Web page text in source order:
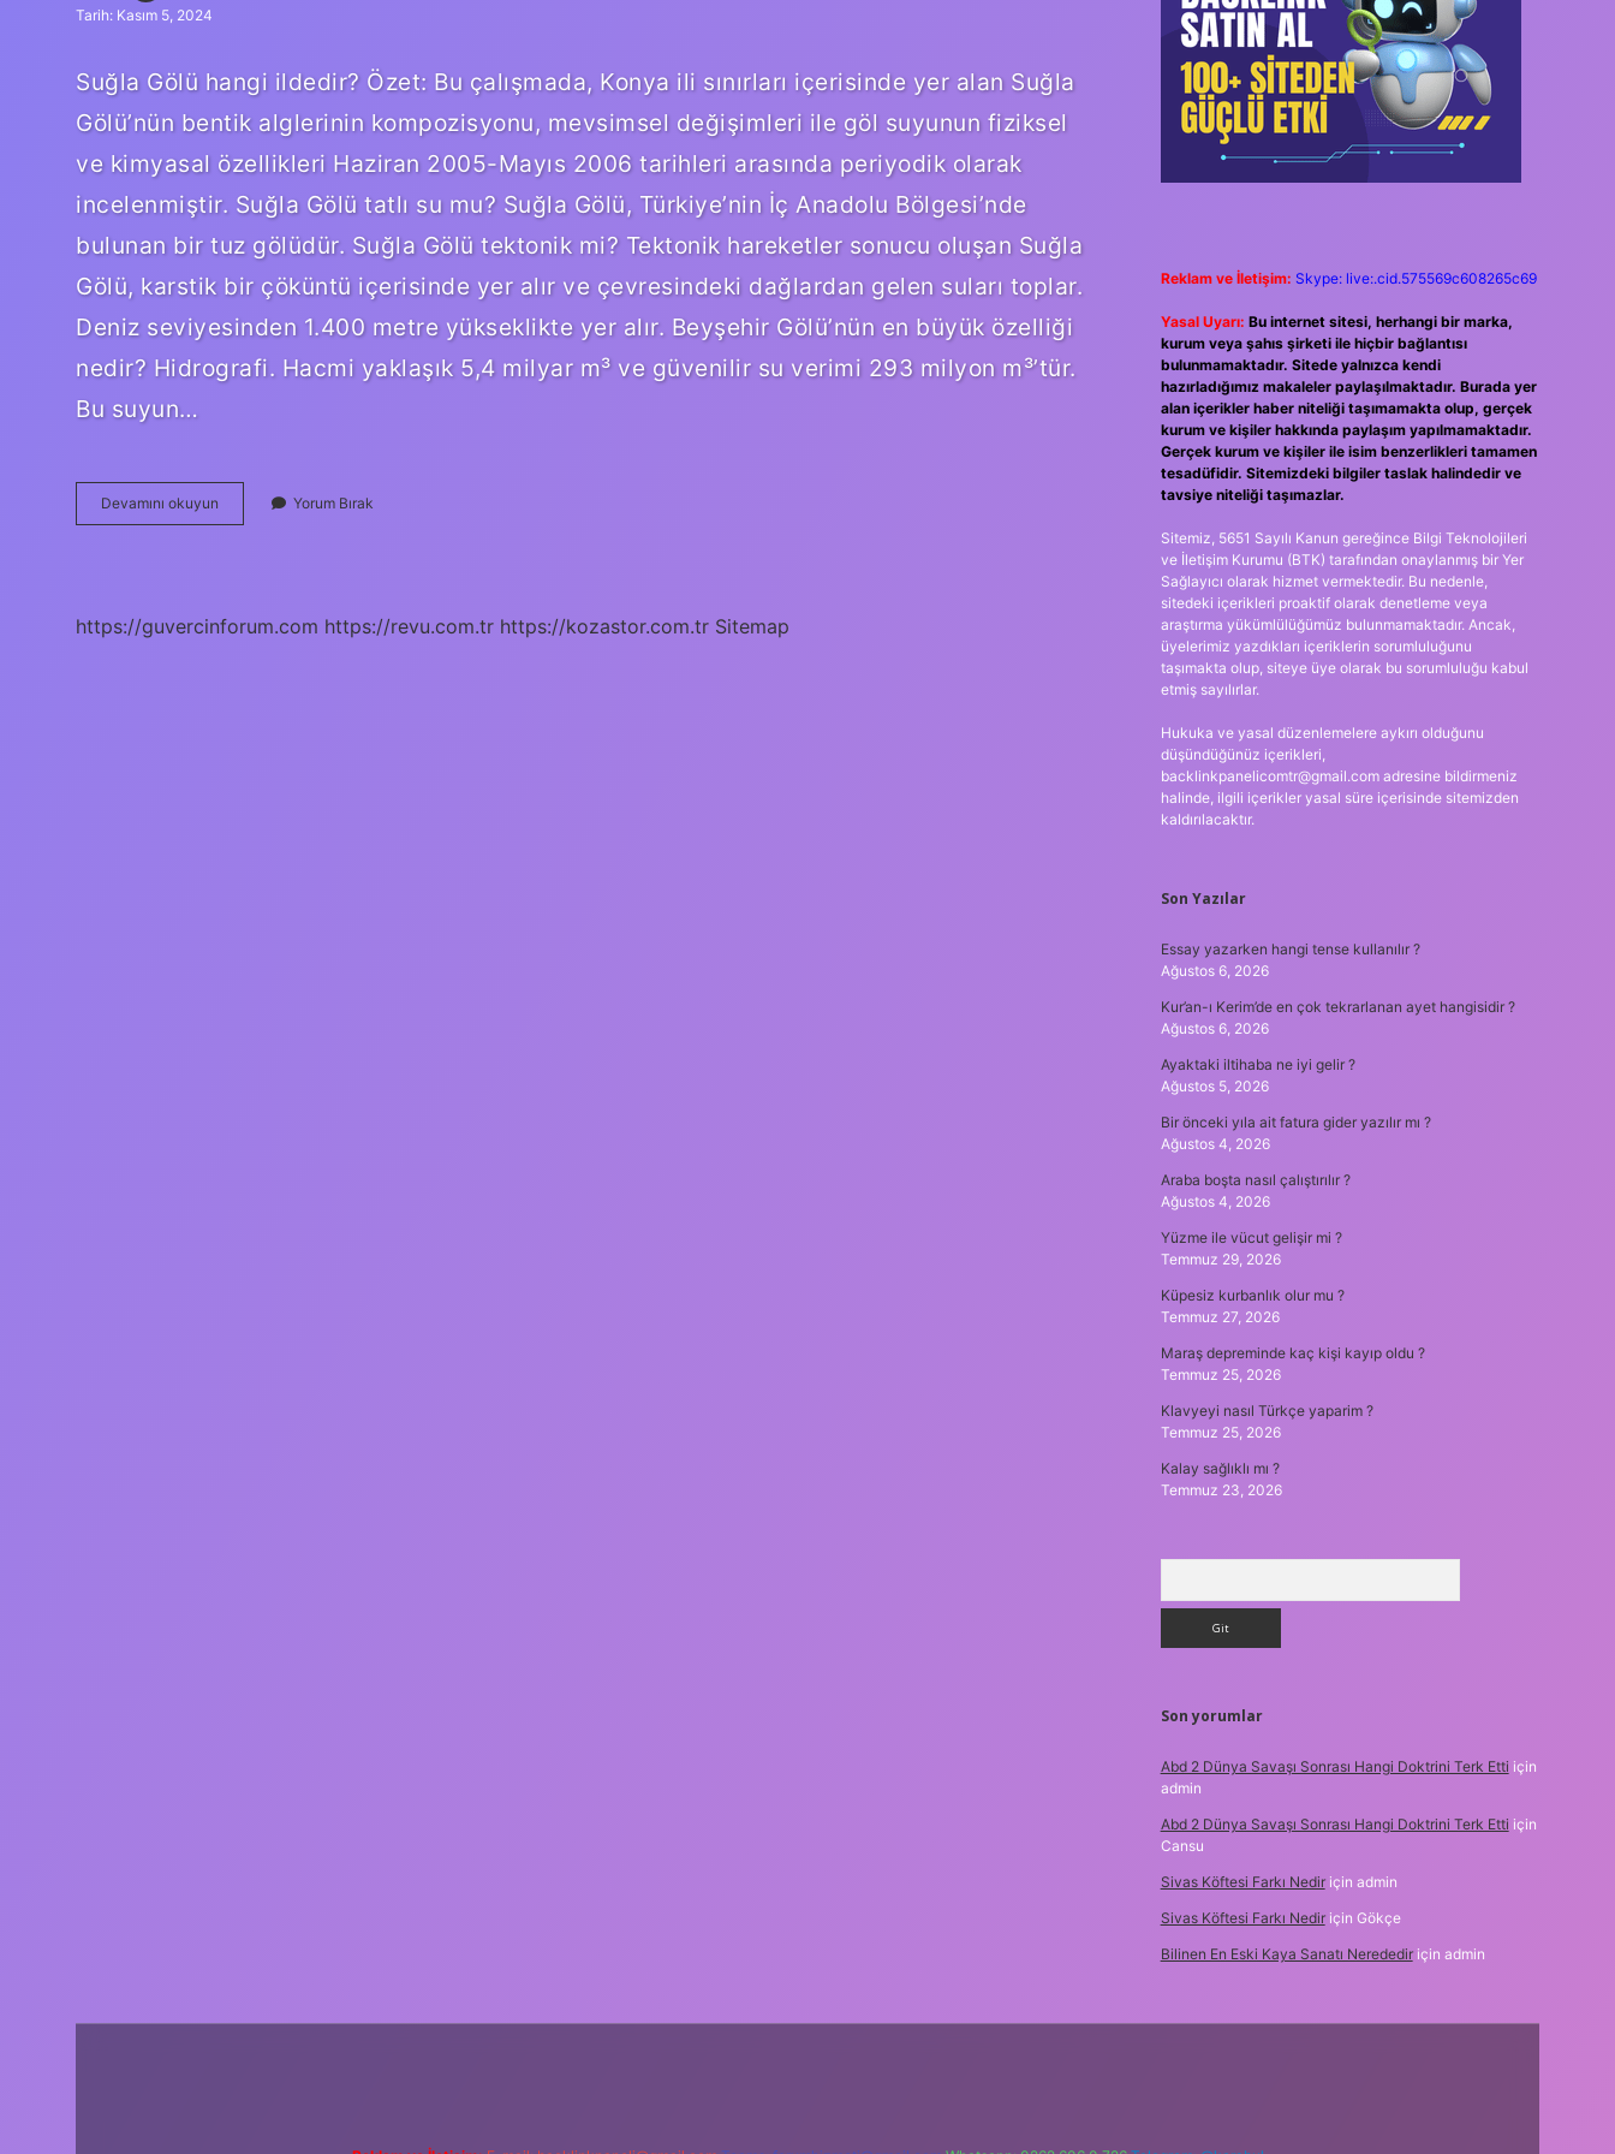
Tarih: Kasım 5, 2024
Suğla Gölü hangi ildedir? Özet: Bu çalışmada, Konya ili sınırları içerisinde yer alan Suğla
Gölü’nün bentik alglerinin kompozisyonu, mevsimsel değişimleri ile göl suyunun fiziksel
ve kimyasal özellikleri Haziran 2005-Mayıs 2006 tarihleri ​​arasında periyodik olarak
incelenmiştir. Suğla Gölü tatlı su mu? Suğla Gölü, Türkiye’nin İç Anadolu Bölgesi’nde
bulunan bir tuz gölüdür. Suğla Gölü tektonik mi? Tektonik hareketler sonucu oluşan Suğla
Gölü, karstik bir çöküntü içerisinde yer alır ve çevresindeki dağlardan gelen suları toplar.
Deniz seviyesinden 1.400 metre yükseklikte yer alır. Beyşehir Gölü’nün en büyük özelliği
nedir? Hidrografi. Hacmi yaklaşık 5,4 milyar m³ ve güvenilir su verimi 293 milyon m³’tür.
Bu suyun…
Devamını okuyun
Göl
Yorum Bırak
https://guvercinforum.com https://revu.com.tr https://kozastor.com.tr Sitemap
Reklam ve İletişim: Skype: live:.cid.575569c608265c69
Yasal Uyarı: Bu internet sitesi, herhangi bir marka,
kurum veya şahıs şirketi ile hiçbir bağlantısı
bulunmamaktadır. Sitede yalnızca kendi
hazırladığımız makaleler paylaşılmaktadır. Burada yer
alan içerikler haber niteliği taşımamakta olup, gerçek
kurum ve kişiler hakkında paylaşım yapılmamaktadır.
Gerçek kurum ve kişiler ile isim benzerlikleri tamamen
tesadüfidir. Sitemizdeki bilgiler taslak halindedir ve
tavsiye niteliği taşımazlar.
Sitemiz, 5651 Sayılı Kanun gereğince Bilgi Teknolojileri
ve İletişim Kurumu (BTK) tarafından onaylanmış bir Yer
Sağlayıcı olarak hizmet vermektedir. Bu nedenle,
sitedeki içerikleri proaktif olarak denetleme veya
araştırma yükümlülüğümüz bulunmamaktadır. Ancak,
üyelerimiz yazdıkları içeriklerin sorumluluğunu
taşımakta olup, siteye üye olarak bu sorumluluğu kabul
etmiş sayılırlar.
Hukuka ve yasal düzenlemelere aykırı olduğunu
düşündüğünüz içerikleri,
backlinkpanelicomtr@gmail.comadresine bildirmeniz
halinde, ilgili içerikler yasal süre içerisinde sitemizden
kaldırılacaktır.
Son Yazılar
Essay yazarken hangi tense kullanılır ?
Ağustos 6, 2026
Kur’an-ı Kerim’de en çok tekrarlanan ayet hangisidir ?
Ağustos 6, 2026
Ayaktaki iltihaba ne iyi gelir ?
Ağustos 5, 2026
Bir önceki yıla ait fatura gider yazılır mı ?
Ağustos 4, 2026
Araba boşta nasıl çalıştırılır ?
Ağustos 4, 2026
Yüzme ile vücut gelişir mi ?
Temmuz 29, 2026
Küpesiz kurbanlık olur mu ?
Temmuz 27, 2026
Maraş depreminde kaç kişi kayıp oldu ?
Temmuz 25, 2026
Klavyeyi nasıl Türkçe yaparim ?
Temmuz 25, 2026
Kalay sağlıklı mı ?
Temmuz 23, 2026
Son yorumlar
Abd 2 Dünya Savaşı Sonrası Hangi Doktrini Terk Etti için
admin
Abd 2 Dünya Savaşı Sonrası Hangi Doktrini Terk Etti için
Cansu
Sivas Köftesi Farkı Nediriçin admin
Sivas Köftesi Farkı Nediriçin Gökçe
Bilinen En Eski Kaya Sanatı Neredediriçin admin